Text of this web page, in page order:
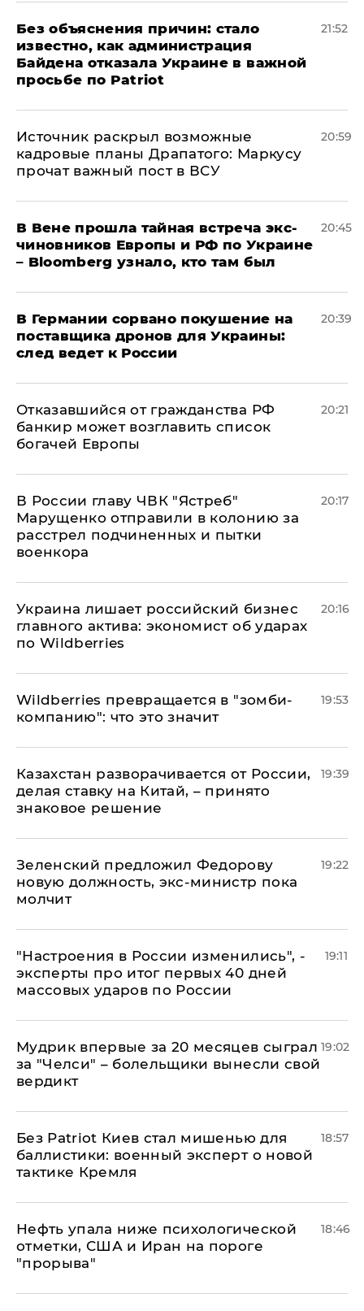
Без объяснения причин: стало
известно, как администрация
Байдена отказала Украине в важной
просьбе по Patriot
21:52
​Источник раскрыл возможные
кадровые планы Драпатого: Маркусу
прочат важный пост в ВСУ
20:59
В Вене прошла тайная встреча экс-
чиновников Европы и РФ по Украине
– Bloomberg узнало, кто там был
20:45
​В Германии сорвано покушение на
поставщика дронов для Украины:
след ведет к России
20:39
Отказавшийся от гражданства РФ
банкир может возглавить список
богачей Европы
20:21
В России главу ЧВК "Ястреб"
Марущенко отправили в колонию за
расстрел подчиненных и пытки
военкора
20:17
​Украина лишает российский бизнес
главного актива: экономист об ударах
по Wildberries
20:16
Wildberries превращается в "зомби-
компанию": что это значит
19:53
Казахстан разворачивается от России,
делая ставку на Китай, – принято
знаковое решение
19:39
Зеленский предложил Федорову
новую должность, экс-министр пока
молчит
19:22
"Настроения в России изменились", -
эксперты про итог первых 40 дней
массовых ударов по России
19:11
Мудрик впервые за 20 месяцев сыграл
за "Челси" – болельщики вынесли свой
вердикт
19:02
​Без Patriot Киев стал мишенью для
баллистики: военный эксперт о новой
тактике Кремля
18:57
Нефть упала ниже психологической
отметки, США и Иран на пороге
"прорыва"
18:46